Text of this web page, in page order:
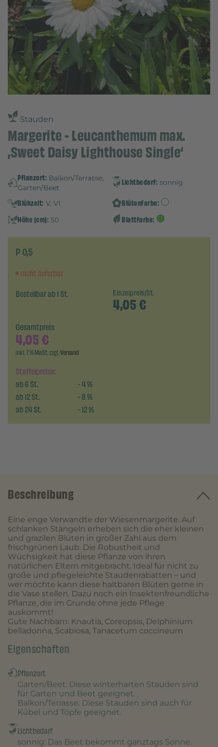
Stauden
Margerite - Leucanthemum max.
‚Sweet Daisy Lighthouse Single‘
Pflanzort: Balkon/Terrasse,
Garten/Beet
Lichtbedarf: sonnig
Blühzeit: V, VI
Blütenfarbe:
Höhe (cm): 50 Blattfarbe:
P 0,5
nicht lieferbar
Bestellbar ab 1 St.
Einzelpreis/St.
4,05€
Staffelpreise:
ab6St. -4%
ab12St. -8%
ab24St. -12%
Gesamtpreis
4,05€
inkl. 7 % MwSt. zzgl.Versand
Beschreibung
Eine enge Verwandte der Wiesenmargerite. Auf
schlanken Stängeln erheben sich die eher kleinen
und grazilen Blüten in großer Zahl aus dem
frischgrünen Laub. Die Robustheit und
Wüchsigkeit hat diese Pflanze von ihren
natürlichen Eltern mitgebracht. Ideal für nicht zu
große und pflegeleichte Staudenrabatten – und
wer möchte kann diese haltbaren Blüten gerne in
die Vase stellen. Dazu noch ein Insektenfreundliche
Pflanze, die im Grunde ohne jede Pflege
auskommt!
Gute Nachbarn: Knautia, Coreopsis, Delphinium
belladonna, Scabiosa, Tanacetum coccineum
Eigenschaften
Pflanzort
Garten/Beet: Diese winterharten Stauden sind
für Garten und Beet geeignet.
Balkon/Terrasse: Diese Stauden sind auch für
Kübel und Töpfe geeignet.
Lichtbedarf
sonnig: Das Beet bekommt ganztags Sonne.